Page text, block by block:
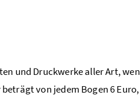
und Druckwerke aller Art,
von jedem Bogen 6